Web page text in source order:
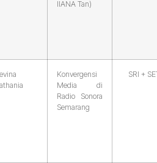
IIANA Tan)
Konvergensi
Media di
Radio Sonora
Semarang
SRI +